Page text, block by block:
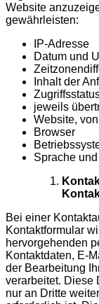
Website
gewährleisten:
IP-Adresse
Datum und
Inhalt der
jeweils
Website,
Browser
Sprache
Bei einer
Kontaktformular
hervorgehenden
Kontaktdaten, E-
der Bearbeitung
verarbeitet. Diese
nur an Dritte